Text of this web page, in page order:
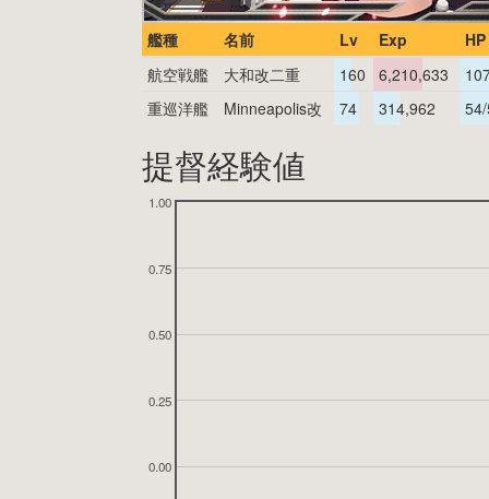
艦種 名前 Lv Exp
HP
航空戦艦
大和改二重 160 6,210,633
重巡洋艦
Minneapolis改 74 314,962
提督経験値
0.00
0.25
0.50
0.75
1.00